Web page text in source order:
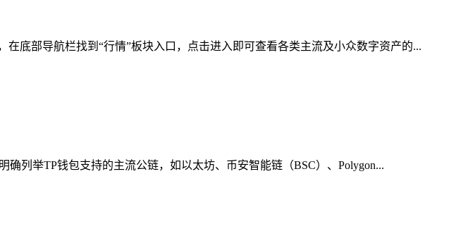
底部导航栏找到“行情”板块入口，点击进入即可查看各类主流及小众数字资产的...
列举TP钱包支持的主流公链，如以太坊、币安智能链（BSC）、Polygon...